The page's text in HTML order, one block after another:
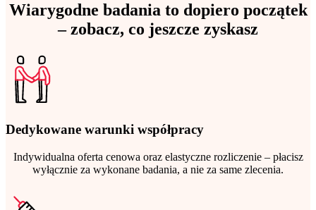
Wiarygodne badania to dopiero początek
– zobacz, co jeszcze zyskasz
Dedykowane warunki współpracy
Indywidualna oferta cenowa oraz elastyczne rozliczenie – płacisz
wyłącznie za wykonane badania, a nie za same zlecenia.